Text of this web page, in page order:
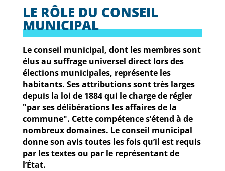
LE RÔLE DU CONSEIL
MUNICIPAL
Le conseil municipal, dont les membres sont
élus au suffrage universel direct lors des
élections municipales, représente les
habitants. Ses attributions sont très larges
depuis la loi de 1884 qui le charge de régler
"par ses délibérations les affaires de la
commune". Cette compétence s’étend à de
nombreux domaines. Le conseil municipal
donne son avis toutes les fois qu’il est requis
par les textes ou par le représentant de
l’État.